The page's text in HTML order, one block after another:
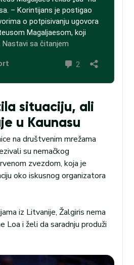
situaciju, ali
u Kaunasu
na društvenim mrežama
su nemačkog
zvezdom, koja je
oko iskusnog organizatora
iz Litvanije, Žalgiris nema
Loa i želi da saradnju produži